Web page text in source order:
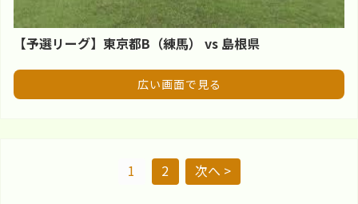
【予選リーグ】東京都B（練馬） vs 島根県
広い画面で見る
1 2 次へ >